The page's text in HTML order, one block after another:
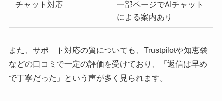
チャット対応
一部ページでAIチャット
による案内あり
また、サポート対応の質についても、Trustpilotや知恵袋
などの口コミで一定の評価を受けており、「返信は早め
で丁寧だった」という声が多く見られます。